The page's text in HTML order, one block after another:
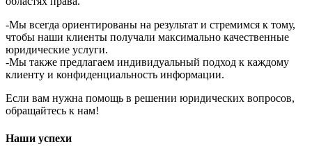
-Мы всегда ориентированы на результат и стремимся к тому,
чтобы наши клиенты получали максимально качественные
юридические услуги.
-Мы также предлагаем индивидуальный подход к каждому
клиенту и конфиденциальность информации.
Если вам нужна помощь в решении юридических вопросов,
обращайтесь к нам!
Наши успехи